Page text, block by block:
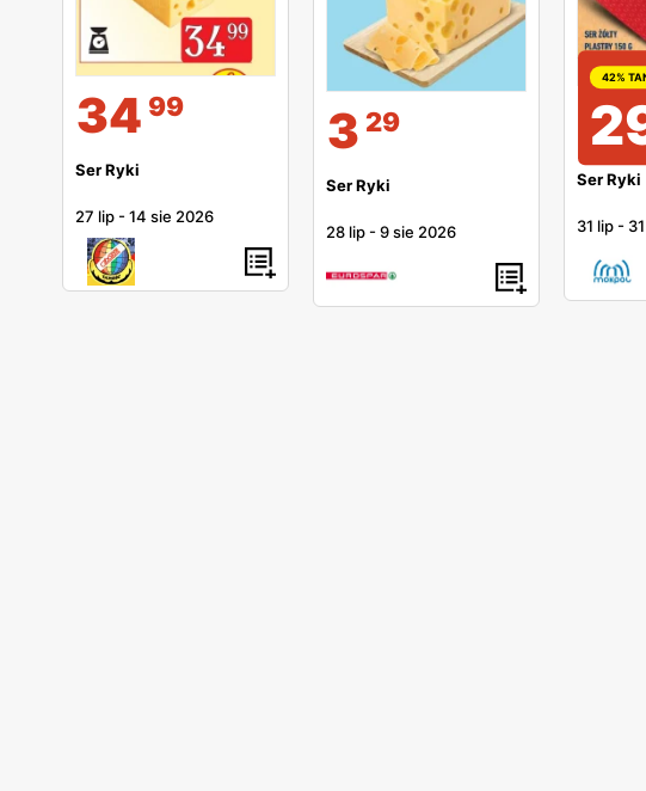
34 99
Ser Ryki
27 lip -14 sie 2026
3 29
Ser Ryki
28 lip -9 sie 2026
42%
Ser Ryki
31 lip -